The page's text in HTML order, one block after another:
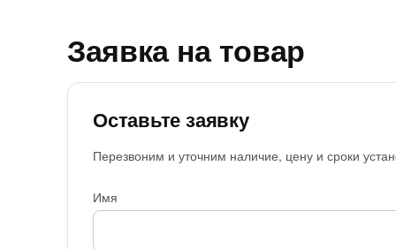
Заявка на товар
Оставьте заявку
Перезвоним и уточним наличие, цену и сроки
Имя